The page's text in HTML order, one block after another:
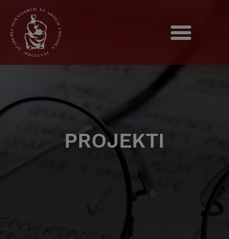
PROJEKTI